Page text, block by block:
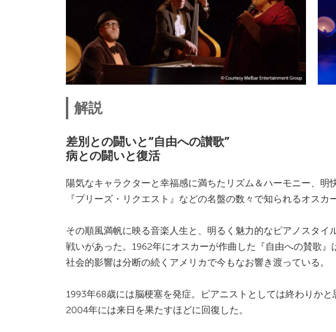
解説
差別との闘いと“自由への讃歌”
病との闘いと復活
陽気なキャラクターと幸福感に満ちたリズム＆ハーモニー、
『プリーズ・リクエスト』などの名盤の数々で知られるオスカ
その順風満帆に映る音楽人生と、明るく魅力的なピアノスタ
戦いがあった。1962年にオスカーが作曲した『自由への賛歌』
社会的影響は分断の続くアメリカで今もなお響き渡っている。
1993年68歳には脳梗塞を発症。ピアニストとしては終わりか
2004年には来日を果たすほどに回復した。